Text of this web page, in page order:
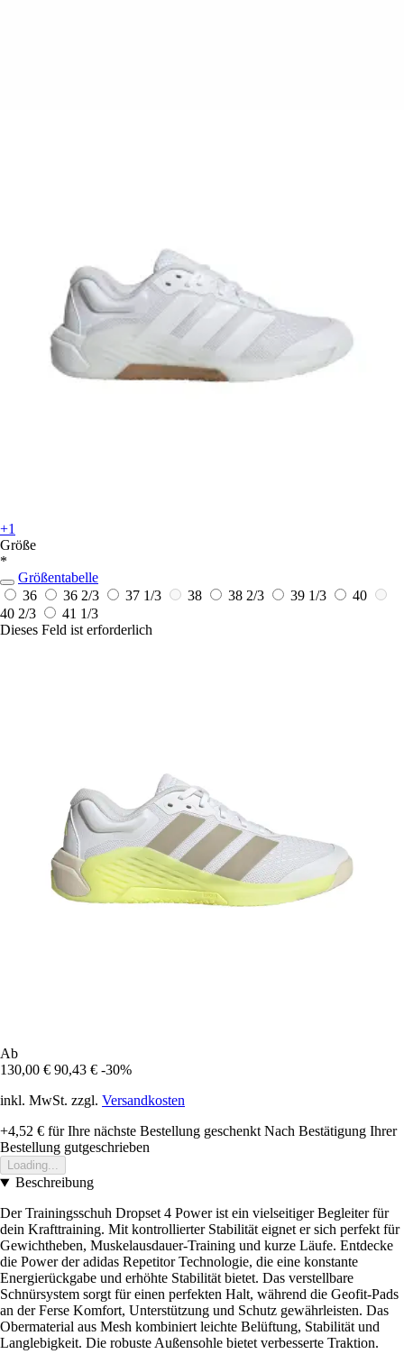
+1
Größe
*
Größentabelle
36
36 2/3 37 1/3 38 38 2/3 39 1/3
40
40 2/3
41 1/3
Dieses Feld ist erforderlich
Ab
130,00 € 90,43 € -30%
inkl. MwSt. zzgl. Versandkosten
+4,52 € für Ihre nächste Bestellung geschenkt Nach Bestätigung Ihrer
Bestellung gutgeschrieben
Loading...
Beschreibung
Der Trainingsschuh Dropset 4 Power ist ein vielseitiger Begleiter für
dein Krafttraining. Mit kontrollierter Stabilität eignet er sich perfekt für
Gewichtheben, Muskelausdauer-Training und kurze Läufe. Entdecke
die Power der adidas Repetitor Technologie, die eine konstante
Energierückgabe und erhöhte Stabilität bietet. Das verstellbare
Schnürsystem sorgt für einen perfekten Halt, während die Geofit-Pads
an der Ferse Komfort, Unterstützung und Schutz gewährleisten. Das
Obermaterial aus Mesh kombiniert leichte Belüftung, Stabilität und
Langlebigkeit. Die robuste Außensohle bietet verbesserte Traktion.